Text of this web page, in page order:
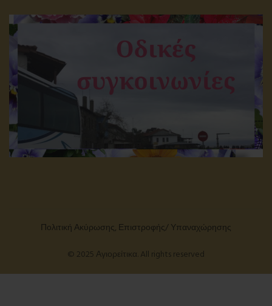
Πολιτική Ακύρωσης, Επιστροφής/ Υπαναχώρησης
© 2025 Αγιορείτικα. All rights reserved